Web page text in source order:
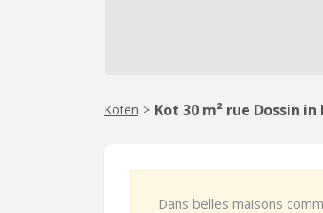
Koten > Kot 30 m² rue Dossin in
Dans belles maisons